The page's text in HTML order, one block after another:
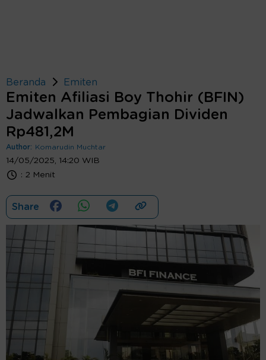
Beranda Emiten
Emiten Afiliasi Boy Thohir (BFIN)
Jadwalkan Pembagian Dividen
Rp481,2M
Author: Komarudin Muchtar
14/05/2025, 14:20 WIB
: 2 Menit
Share